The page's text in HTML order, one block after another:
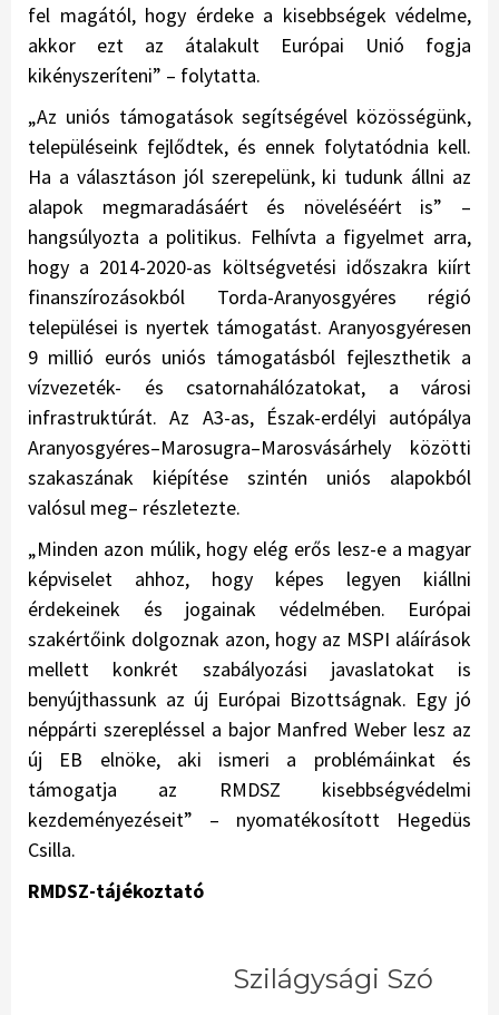
fel magától, hogy érdeke a kisebbségek védelme,
akkor ezt az átalakult Európai Unió fogja
kikényszeríteni” – folytatta.
„Az uniós támogatások segítségével közösségünk,
településeink fejlődtek, és ennek folytatódnia kell.
Ha a választáson jól szerepelünk, ki tudunk állni az
alapok megmaradásáért és növeléséért is” –
hangsúlyozta a politikus. Felhívta a figyelmet arra,
hogy a 2014-2020-as költségvetési időszakra kiírt
finanszírozásokból Torda-Aranyosgyéres régió
települései is nyertek támogatást. Aranyosgyéresen
9 millió eurós uniós támogatásból fejleszthetik a
vízvezeték- és csatornahálózatokat, a városi
infrastruktúrát. Az A3-as, Észak-erdélyi autópálya
Aranyosgyéres–Marosugra–Marosvásárhely közötti
szakaszának kiépítése szintén uniós alapokból
valósul meg– részletezte.
„Minden azon múlik, hogy elég erős lesz-e a magyar
képviselet ahhoz, hogy képes legyen kiállni
érdekeinek és jogainak védelmében. Európai
szakértőink dolgoznak azon, hogy az MSPI aláírások
mellett konkrét szabályozási javaslatokat is
benyújthassunk az új Európai Bizottságnak. Egy jó
néppárti szerepléssel a bajor Manfred Weber lesz az
új EB elnöke, aki ismeri a problémáinkat és
támogatja az RMDSZ kisebbségvédelmi
kezdeményezéseit” – nyomatékosított Hegedüs
Csilla.
RMDSZ-tájékoztató
Szilágysági Szó